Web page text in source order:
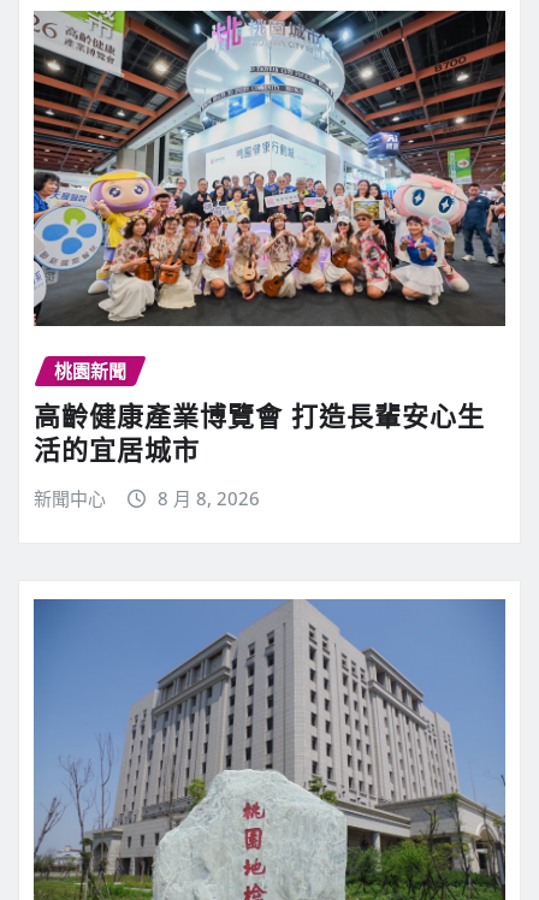
桃園新聞
高齡健康產業博覽會 打造長輩安心生
活的宜居城市
新聞中心 8 月 8, 2026